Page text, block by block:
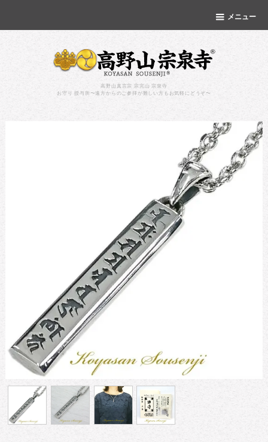
メニュー
高野山真言宗 宗完山 宗泉寺
お守り 授与所〜遠方からのご参拝が難しい方もお気軽にどうぞ〜